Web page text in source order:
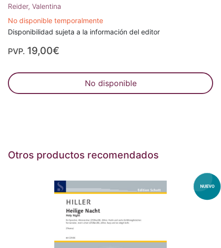
Reider, Valentina
No disponible temporalmente
Disponibilidad sujeta a la información del editor
PVP. 19,00€
No disponible
Otros productos recomendados